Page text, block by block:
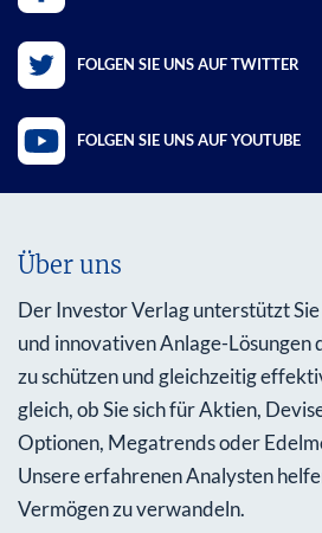
FOLGEN SIE UNS AUF TWITTER
FOLGEN SIE UNS AUF YOUTUBE
Über uns
Der Investor Verlag unterstützt
und innovativen Anlage-Lösungen
zu schützen und gleichzeitig
gleich, ob Sie sich für Aktien,
Optionen, Megatrends oder
Unsere erfahrenen Analysten
Vermögen zu verwandeln.